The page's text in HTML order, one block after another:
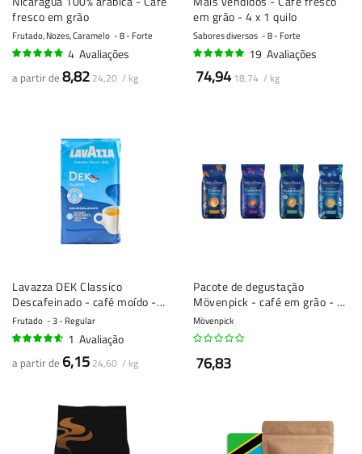
fresco em grão
Frutado, Nozes, Caramelo 8 - Forte
4 Avaliações
a partir de 8,82 24,20 / kg
em grão - 4 x 1 quilo
Sabores diversos 8 - Forte
19 Avaliações
74,94 18,74 / kg
Lavazza DEK Classico
Descafeinado - café moído -
250g
Frutado 3 - Regular
1 Avaliação
a partir de 6,15 24,60 / kg
Pacote de degustação
Mövenpick - café em grão - 4
x 1 quilo
Mövenpick
76,83